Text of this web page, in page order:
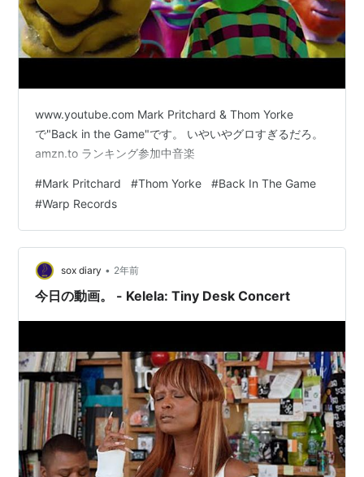
www.youtube.com Mark Pritchard & Thom Yorke
で"Back in the Game"です。 いやいやグロすぎるだろ。
amzn.to ランキング参加中音楽
#Mark Pritchard #Thom Yorke #Back In The Game
#Warp Records
sox diary • 2年前
今日の動画。 - Kelela: Tiny Desk Concert